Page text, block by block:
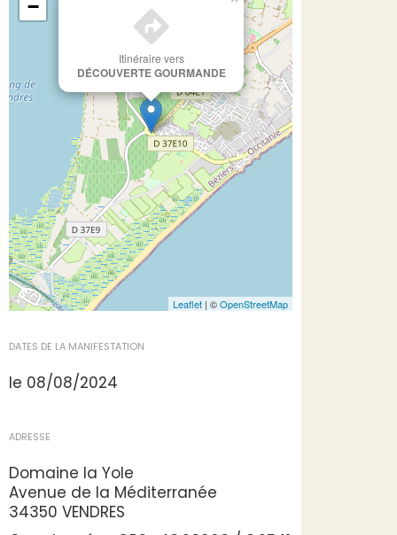
Itinéraire vers
DÉCOUVERTE GOURMANDE
−
Leaflet | ©OpenStreetMap
DATES DE LA MANIFESTATION
le 08/08/2024
ADRESSE
Domaine la Yole
Avenue de la Méditerranée
34350 VENDRES